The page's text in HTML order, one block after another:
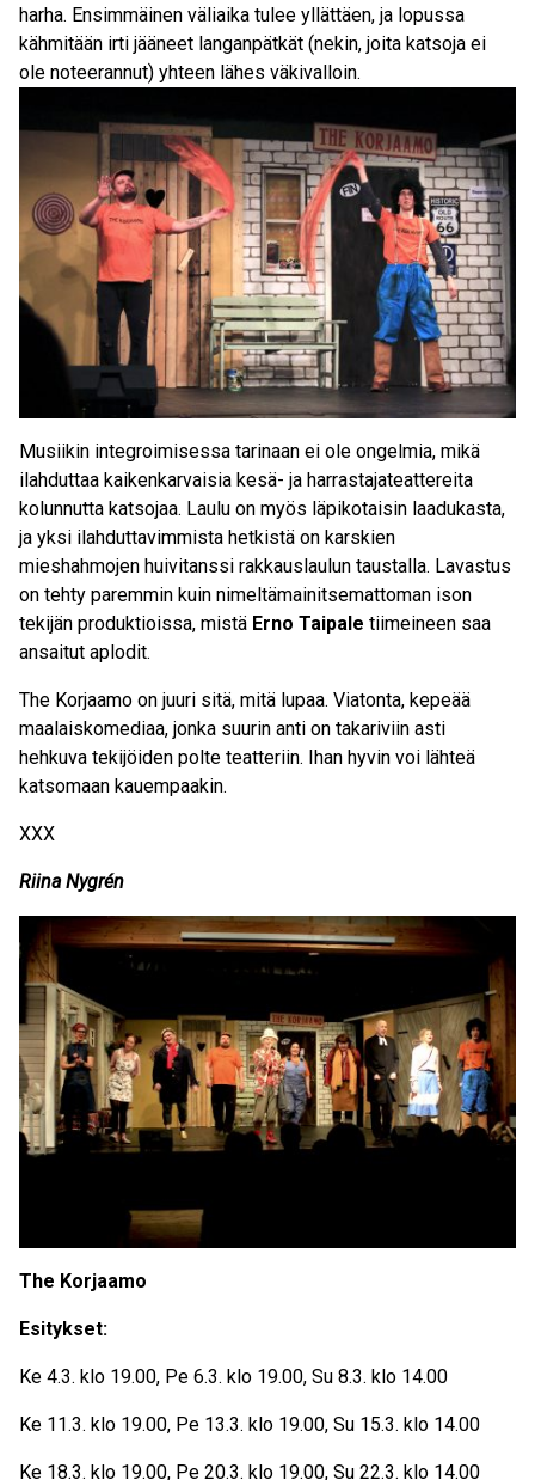
harha. Ensimmäinen väliaika tulee yllättäen, ja lopussa
kähmitään irti jääneet langanpätkät (nekin, joita katsoja ei
ole noteerannut) yhteen lähes väkivalloin.
Musiikin integroimisessa tarinaan ei ole ongelmia, mikä
ilahduttaa kaikenkarvaisia kesä- ja harrastajateattereita
kolunnutta katsojaa. Laulu on myös läpikotaisin laadukasta,
ja yksi ilahduttavimmista hetkistä on karskien
mieshahmojen huivitanssi rakkauslaulun taustalla. Lavastus
on tehty paremmin kuin nimeltämainitsemattoman ison
tekijän produktioissa, mistä Erno Taipale tiimeineen saa
ansaitut aplodit.
The Korjaamo on juuri sitä, mitä lupaa. Viatonta, kepeää
maalaiskomediaa, jonka suurin anti on takariviin asti
hehkuva tekijöiden polte teatteriin. Ihan hyvin voi lähteä
katsomaan kauempaakin.
XXX
Riina Nygrén
The Korjaamo
Esitykset:
Ke 4.3. klo 19.00, Pe 6.3. klo 19.00, Su 8.3. klo 14.00
Ke 11.3. klo 19.00, Pe 13.3. klo 19.00, Su 15.3. klo 14.00
Ke 18.3. klo 19.00, Pe 20.3. klo 19.00, Su 22.3. klo 14.00